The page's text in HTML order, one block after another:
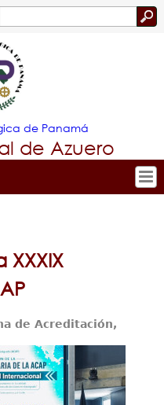
de
búsqueda
de Panamá
de Azuero
XXXIX
de Acreditación,